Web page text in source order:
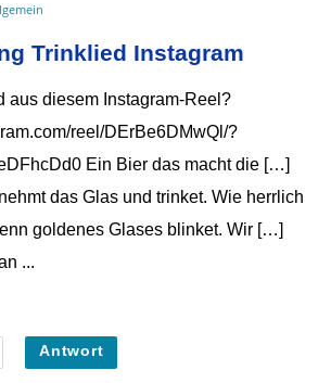
Trinklied Instagram
aus diesem Instagram-Reel?
reel/DErBe6DMwQl/?
Ein Bier das macht die […]
das Glas und trinket. Wie herrlich
goldenes Glases blinket. Wir […]
...
Antwort